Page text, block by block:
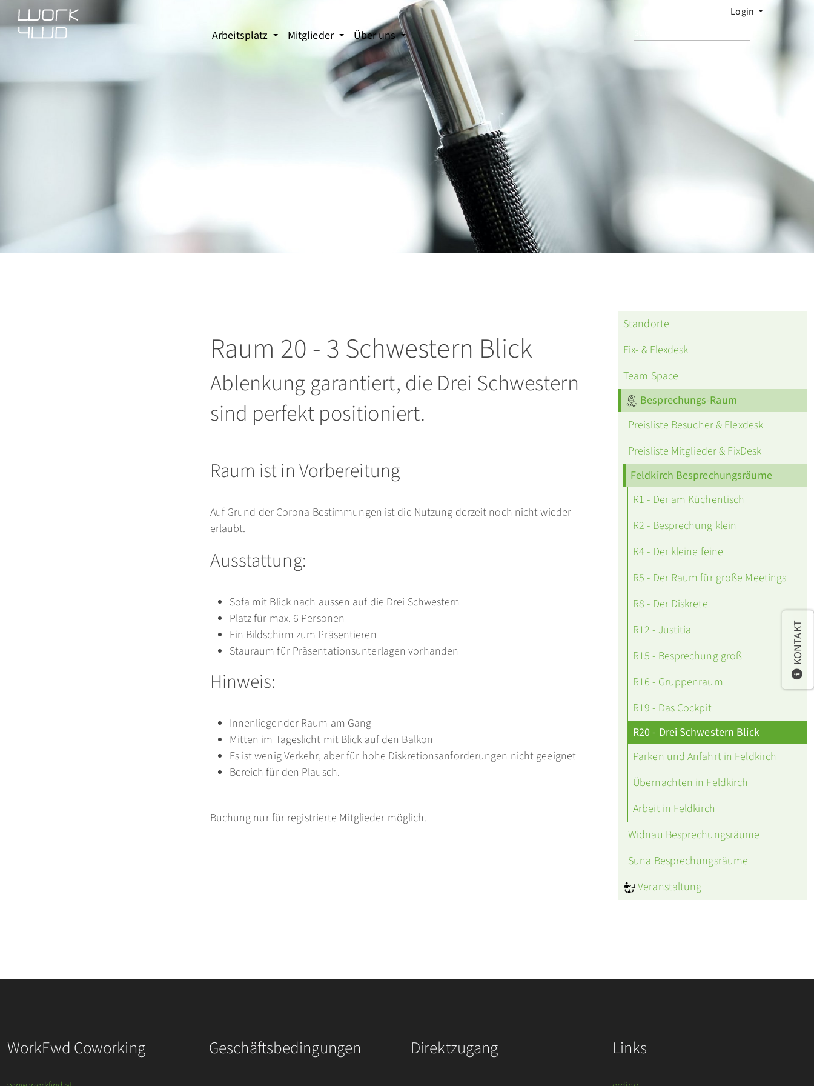
Login
Arbeitsplatz Mitglieder Über uns
Standorte
Fix- & Flexdesk
Team Space
Besprechungs-Raum
Preisliste Besucher & Flexdesk
Preisliste Mitglieder & FixDesk
Feldkirch Besprechungsräume
R1 - Der am Küchentisch
R2 - Besprechung klein
R4 - Der kleine feine
R5 - Der Raum für große Meetings
R8 - Der Diskrete
R12 - Justitia
R15 - Besprechung groß
R16 - Gruppenraum
R19 - Das Cockpit
R20 - Drei Schwestern Blick
Parken und Anfahrt in Feldkirch
Übernachten in Feldkirch
Arbeit in Feldkirch
Widnau Besprechungsräume
Suna Besprechungsräume
Veranstaltung
Raum 20 - 3 Schwestern Blick
Ablenkung garantiert, die Drei Schwestern
sind perfekt positioniert.
Raum ist in Vorbereitung
Auf Grund der Corona Bestimmungen ist die Nutzung derzeit noch nicht wieder
erlaubt.
Ausstattung:
Sofa mit Blick nach aussen auf die Drei Schwestern
Platz für max. 6 Personen
Ein Bildschirm zum Präsentieren
Stauraum für Präsentationsunterlagen vorhanden
Hinweis:
Innenliegender Raum am Gang
Mitten im Tageslicht mit Blick auf den Balkon
Es ist wenig Verkehr, aber für hohe Diskretionsanforderungen nicht geeignet
Bereich für den Plausch.
Buchung nur für registrierte Mitglieder möglich.
KONTAKT
WorkFwd Coworking Geschäftsbedingungen Direktzugang Links